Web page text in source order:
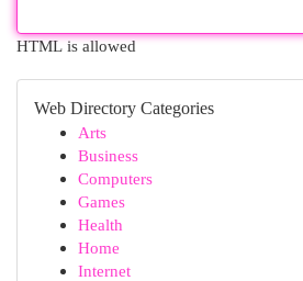
HTML is allowed
Web Directory Categories
Arts
Business
Computers
Games
Health
Home
Internet